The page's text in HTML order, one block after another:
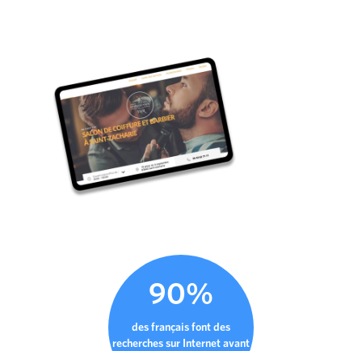
90%
des français font des
recherches sur Internet avant